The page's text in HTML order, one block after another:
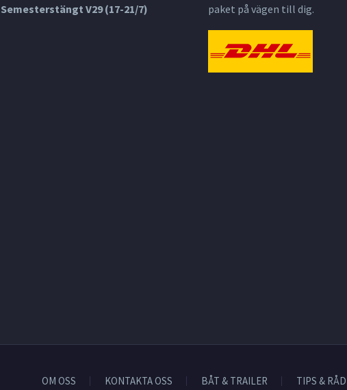
Semesterstängt V29 (17-21/7)
paket på vägen till dig.
OM OSS KONTAKTA OSS BÅT & TRAILER TIPS & RÅD